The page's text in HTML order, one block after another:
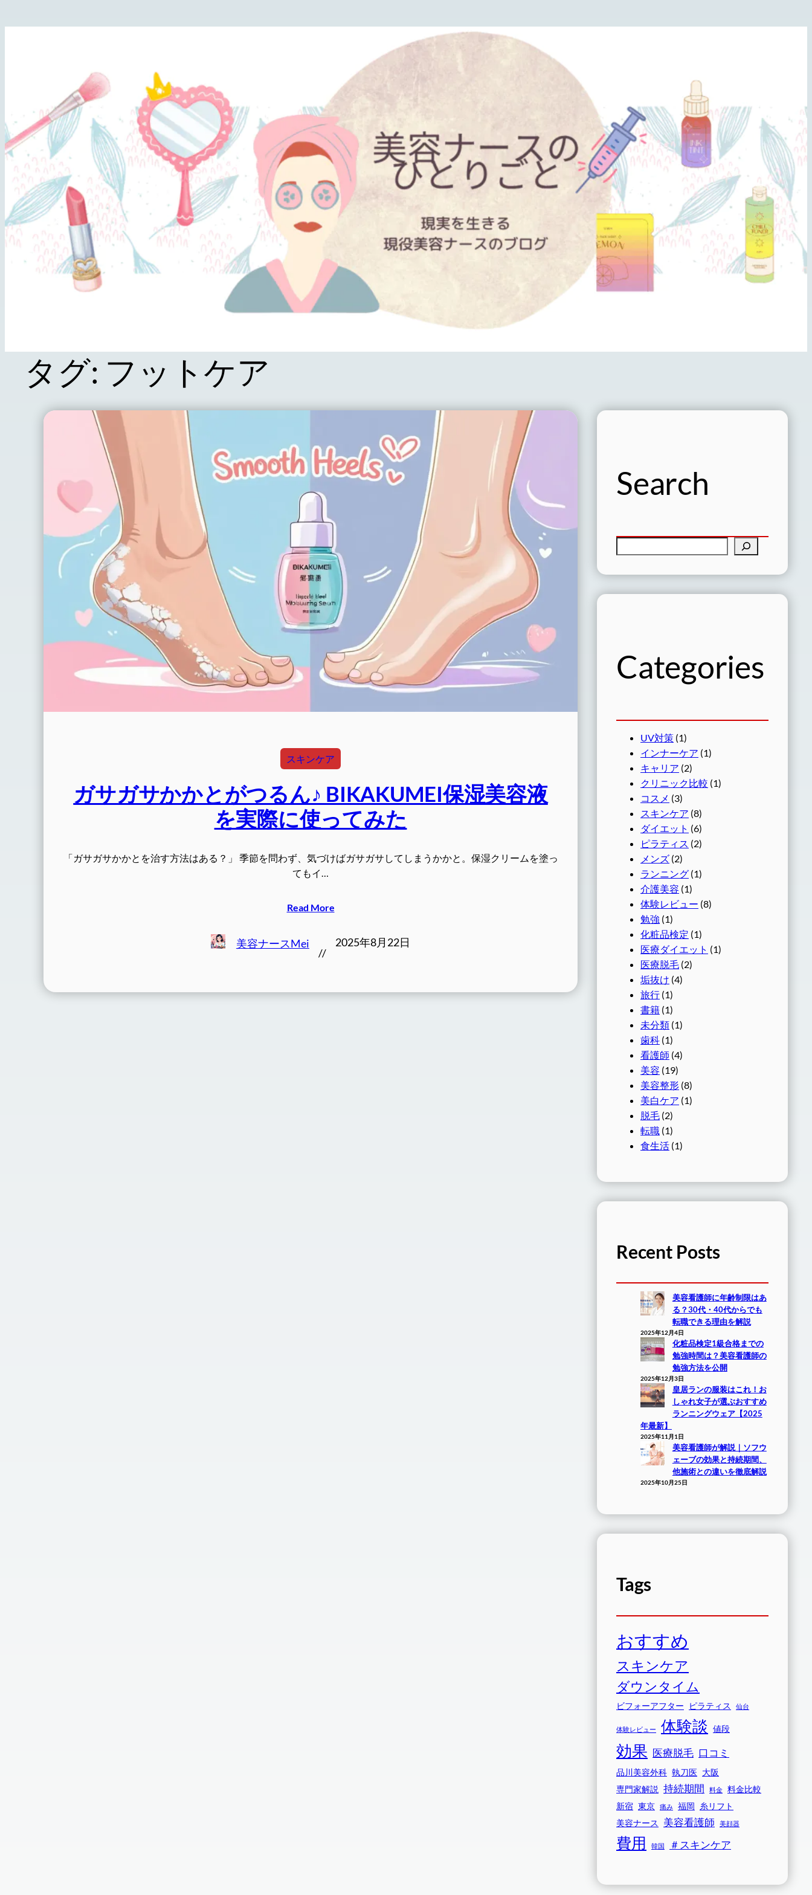
タグ: フットケア
スキンケア
ガサガサかかとがつるん♪ BIKAKUMEI保湿美容液
を実際に使ってみた
「ガサガサかかとを治す方法はある？」 季節を問わず、気づけばガサガサしてしまうかかと。保湿クリームを塗っ
てもイ…
Read More
美容ナースMei
//
2025年8月22日
Search
Categories
UV対策 (1)
インナーケア (1)
キャリア (2)
クリニック比較 (1)
コスメ (3)
スキンケア (8)
ダイエット (6)
ピラティス (2)
メンズ (2)
ランニング (1)
介護美容 (1)
体験レビュー (8)
勉強 (1)
化粧品検定 (1)
医療ダイエット (1)
医療脱毛 (2)
垢抜け (4)
旅行 (1)
書籍 (1)
未分類 (1)
歯科 (1)
看護師 (4)
美容 (19)
美容整形 (8)
美白ケア (1)
脱毛 (2)
転職 (1)
食生活 (1)
Recent Posts
美容看護師に年齢制限はあ
る？30代・40代からでも
転職できる理由を解説
2025年12月4日
化粧品検定1級合格までの
勉強時間は？美容看護師の
勉強方法を公開
2025年12月3日
皇居ランの服装はこれ！お
しゃれ女子が選ぶおすすめ
ランニングウェア【2025
年最新】
2025年11月1日
美容看護師が解説｜ソフウ
ェーブの効果と持続期間、
他施術との違いを徹底解説
2025年10月25日
Tags
おすすめ
スキンケア
ダウンタイム
ビフォーアフター ピラティス 仙台
体験レビュー 体験談 値段
効果 医療脱毛 口コミ
品川美容外科 執刀医 大阪
専門家解説 持続期間 料金
料金比較
新宿 東京 痛み 福岡 糸リフト
美容ナース
美容看護師 美顔器
費用 韓国 ＃スキンケア